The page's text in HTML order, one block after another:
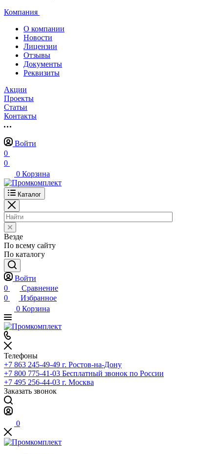
Компания
О компании
Новости
Лицензии
Отзывы
Документы
Реквизиты
Акции
Проекты
Статьи
Контакты
Войти
0
0
0 Корзина
Каталог
Везде
По всему сайту
По каталогу
Войти
0
Сравнение
0
Избранное
0 Корзина
Телефоны
+7 863 245-49-49 г. Ростов-на-Дону
+7 800 775-41-03 Бесплатный звонок по России
+7 495 256-44-03 г. Москва
Заказать звонок
0